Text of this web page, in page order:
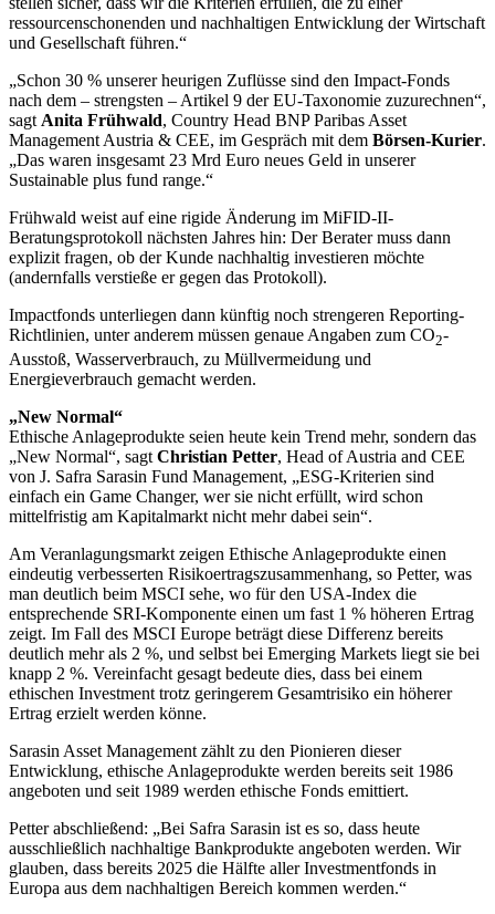
ressourcenschonenden und nachhaltigen Entwicklung der Wirtschaft
und Gesellschaft führen.“
„Schon 30 % unserer heurigen Zuflüsse sind den Impact-Fonds
nach dem – strengsten – Artikel 9 der EU-Taxonomie zuzurechnen“,
sagt Anita Frühwald, Country Head BNP Paribas Asset
Management Austria & CEE, im Gespräch mit dem Börsen-Kurier.
„Das waren insgesamt 23 Mrd Euro neues Geld in unserer
Sustainable plus fund range.“
Frühwald weist auf eine rigide Änderung im MiFID-II-
Beratungsprotokoll nächsten Jahres hin: Der Berater muss dann
explizit fragen, ob der Kunde nachhaltig investieren möchte
(andernfalls verstieße er gegen das Protokoll).
Impactfonds unterliegen dann künftig noch strengeren Reporting-
Richtlinien, unter anderem müssen genaue Angaben zum CO2-
Ausstoß, Wasserverbrauch, zu Müllvermeidung und
Energieverbrauch gemacht werden.
„New Normal“
Ethische Anlageprodukte seien heute kein Trend mehr, sondern das
„New Normal“, sagt Christian Petter, Head of Austria and CEE
von J. Safra Sarasin Fund Management, „ESG-Kriterien sind
einfach ein Game Changer, wer sie nicht erfüllt, wird schon
mittelfristig am Kapitalmarkt nicht mehr dabei sein“.
Am Veranlagungsmarkt zeigen Ethische Anlageprodukte einen
eindeutig verbesserten Risikoertragszusammenhang, so Petter, was
man deutlich beim MSCI sehe, wo für den USA-Index die
entsprechende SRI-Komponente einen um fast 1 % höheren Ertrag
zeigt. Im Fall des MSCI Europe beträgt diese Differenz bereits
deutlich mehr als 2 %, und selbst bei Emerging Markets liegt sie bei
knapp 2 %. Vereinfacht gesagt bedeute dies, dass bei einem
ethischen Investment trotz geringerem Gesamtrisiko ein höherer
Ertrag erzielt werden könne.
Sarasin Asset Management zählt zu den Pionieren dieser
Entwicklung, ethische Anlageprodukte werden bereits seit 1986
angeboten und seit 1989 werden ethische Fonds emittiert.
Petter abschließend: „Bei Safra Sarasin ist es so, dass heute
ausschließlich nachhaltige Bankprodukte angeboten werden. Wir
glauben, dass bereits 2025 die Hälfte aller Investmentfonds in
Europa aus dem nachhaltigen Bereich kommen werden.“